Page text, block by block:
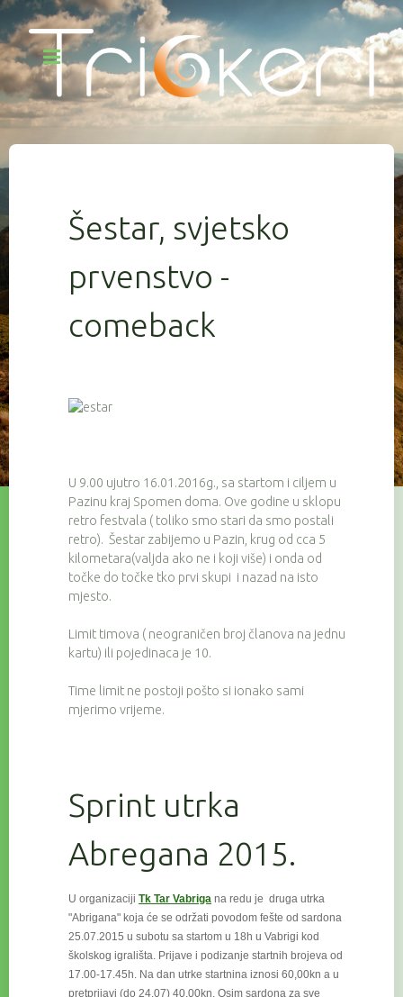
Šestar, svjetsko
prvenstvo -
comeback
U 9.00 ujutro 16.01.2016g., sa startom i ciljem u
Pazinu kraj Spomen doma. Ove godine u sklopu
retro festvala ( toliko smo stari da smo postali
retro). Šestar zabijemo u Pazin, krug od cca 5
kilometara(valjda ako ne i koji više) i onda od
točke do točke tko prvi skupi i nazad na isto
mjesto.
Limit timova ( neograničen broj članova na jednu
kartu) ili pojedinaca je 10.
Time limit ne postoji pošto si ionako sami
mjerimo vrijeme.
Sprint utrka
Abregana 2015.
U organizaciji Tk Tar Vabriga na redu je druga utrka
"Abrigana" koja će se održati povodom fešte od sardona
25.07.2015 u subotu sa startom u 18h u Vabrigi kod
školskog igrališta. Prijave i podizanje startnih brojeva od
17.00-17.45h. Na dan utrke startnina iznosi 60,00kn a u
pretprijavi (do 24.07) 40,00kn. Osim sardona za sve